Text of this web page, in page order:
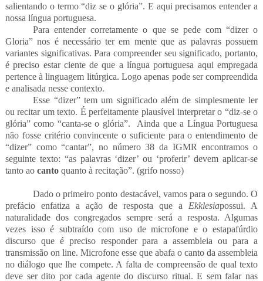
salientando o termo “diz se o glória”. E aqui precisamos entender a
nossa língua portuguesa.
Para entender corretamente o que se pede com “dizer o
Gloria” nos é necessário ter em mente que as palavras possuem
variantes significativas. Para compreender seu significado, portanto,
é preciso estar ciente de que a língua portuguesa aqui empregada
pertence à linguagem litúrgica. Logo apenas pode ser compreendida
e analisada nesse contexto.
Esse “dizer” tem um significado além de simplesmente ler
ou recitar um texto. É perfeitamente plausível interpretar o “diz-se o
glória” como “canta-se o glória”. Ainda que a Língua Portuguesa
não fosse critério convincente o suficiente para o entendimento de
“dizer” como “cantar”, no número 38 da IGMR encontramos o
seguinte texto: “as palavras ‘dizer’ ou ‘proferir’ devem aplicar-se
tanto ao canto quanto à recitação”. (grifo nosso)
Dado o primeiro ponto destacável, vamos para o segundo. O
prefácio enfatiza a ação de resposta que a Ekklesiapossui. A
naturalidade dos congregados sempre será a resposta. Algumas
vezes isso é subtraído com uso de microfone e o estapafúrdio
discurso que é preciso responder para a assembleia ou para a
transmissão on line. Microfone esse que abafa o canto da assembleia
no diálogo que lhe compete. A falta de compreensão de qual texto
deve ser dito por cada agente do discurso ritual. E sem falar nas